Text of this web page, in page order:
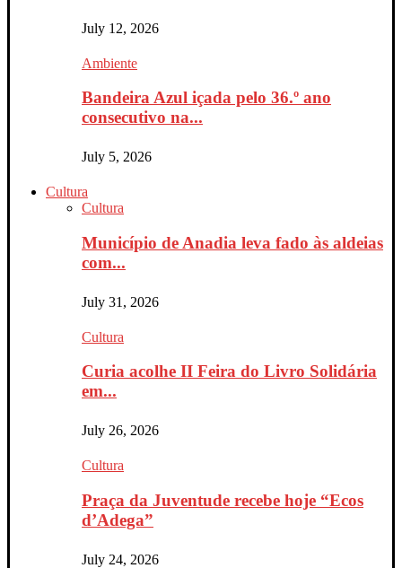
July 12, 2026
Ambiente
Bandeira Azul içada pelo 36.º ano
consecutivo na...
July 5, 2026
Cultura
Cultura
Município de Anadia leva fado às aldeias
com...
July 31, 2026
Cultura
Curia acolhe II Feira do Livro Solidária
em...
July 26, 2026
Cultura
Praça da Juventude recebe hoje “Ecos
d’Adega”
July 24, 2026